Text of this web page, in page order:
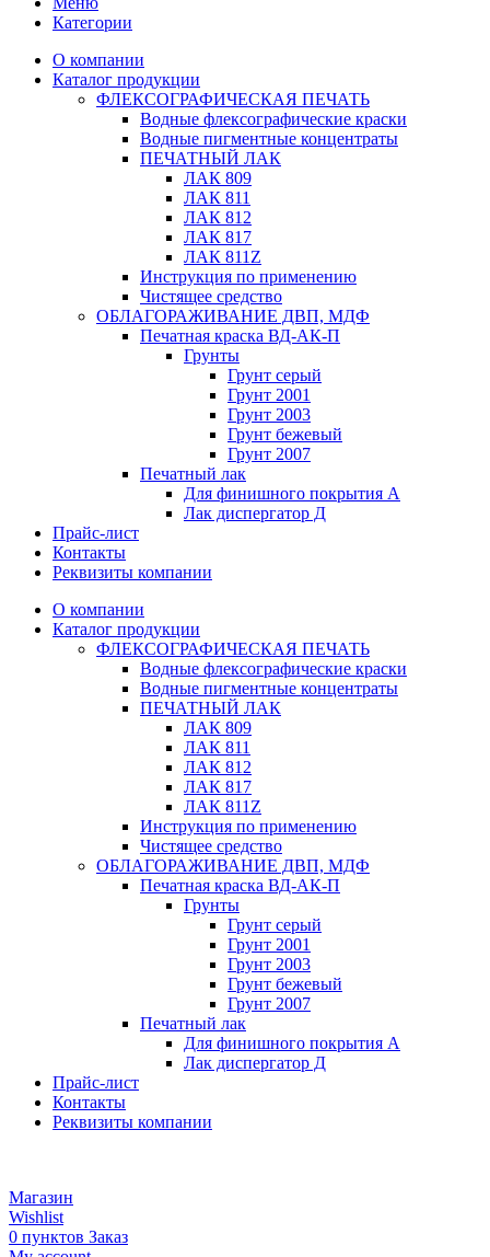
Категории
О компании
Каталог продукции
ФЛЕКСОГРАФИЧЕСКАЯ ПЕЧАТЬ
Водные флексографические краски
Водные пигментные концентраты
ПЕЧАТНЫЙ ЛАК
ЛАК 809
ЛАК 811
ЛАК 812
ЛАК 817
ЛАК 811Z
Инструкция по применению
Чистящее средство
ОБЛАГОРАЖИВАНИЕ ДВП, МДФ
Печатная краска ВД-АК-П
Грунты
Грунт серый
Грунт 2001
Грунт 2003
Грунт бежевый
Грунт 2007
Печатный лак
Для финишного покрытия А
Лак диспергатор Д
Прайс-лист
Контакты
Реквизиты компании
О компании
Каталог продукции
ФЛЕКСОГРАФИЧЕСКАЯ ПЕЧАТЬ
Водные флексографические краски
Водные пигментные концентраты
ПЕЧАТНЫЙ ЛАК
ЛАК 809
ЛАК 811
ЛАК 812
ЛАК 817
ЛАК 811Z
Инструкция по применению
Чистящее средство
ОБЛАГОРАЖИВАНИЕ ДВП, МДФ
Печатная краска ВД-АК-П
Грунты
Грунт серый
Грунт 2001
Грунт 2003
Грунт бежевый
Грунт 2007
Печатный лак
Для финишного покрытия А
Лак диспергатор Д
Прайс-лист
Контакты
Реквизиты компании
Магазин
Wishlist
0 пунктов Заказ